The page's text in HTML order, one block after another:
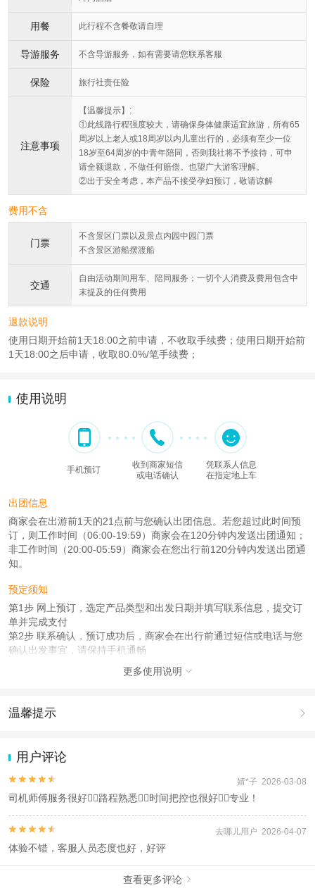
用餐 此行程不含餐敬请自理
导游服务 不含导游服务，如有需要请您联系客服
保险 旅行社责任险
注意事项
【温馨提示】:
①此线路行程强度较大，请确保身体健康适宜旅游，所有65
周岁以上老人或18周岁以内儿童出行的，必须有至少一位
18岁至64周岁的中青年陪同，否则我社将不予接待，可申
请全额退款，不做任何赔偿。也望广大游客理解。
②出于安全考虑，本产品不接受孕妇预订，敬请谅解
费用不含
门票
不含景区门票以及景点内园中园门票
不含景区游船摆渡船
交通
自由活动期间用车、陪同服务；一切个人消费及费用包含中
末提及的任何费用
退款说明
使用日期开始前1天18:00之前申请，不收取手续费；使用日期开始前
1天18:00之后申请，收取80.0%/笔手续费；
使用说明
手机预订
收到商家短信
或电话确认
凭联系人信息
在指定地上车
出团信息
商家会在出游前1天的21点前与您确认出团信息。若您超过此时间预
订，则工作时间（06:00-19:59）商家会在120分钟内发送出团通知；
非工作时间（20:00-05:59）商家会在您出行前120分钟内发送出团通
知。
预定须知
第1步 网上预订，选定产品类型和出发日期并填写联系信息，提交订
单并完成支付
第2步 联系确认，预订成功后，商家会在出行前通过短信或电话与您
确认出发事宜，请保持手机通畅
第3步 准备出发，出行当日，请准时在您选择的上车地点集合，凭预
订时填写的联系人信息参团
1、关于咨询问题：如有问题可以咨询客服，如果没有问题，无需咨
2、关于联系问题：下单付款成功后，工作人员会于出行前1日21:00
前以电话或短信形式与您确认集合时间和地点，请务必保证预留的手
机号畅通（节假日或晚于21：00下单的情况下，可能延后至
23:30）。超出时间范围请您联系客服！
查看 《工商执照信息》 《特许经营许可证信息》
更多使用说明 
温馨提示 
动（如跳伞、潜水、滑雪等）前，请务必仔细阅读
2.为普及旅游安全知识及旅游文明公约，使您的旅程顺利圆满完成，
特制定《去哪儿网旅游安全手册》 ，请您认真阅读并切实遵守。
用户评论

 婧*子 2026-03-08
司机师傅服务很好👍🏻路程熟悉👍🏻时间把控也很好👌🏻专业！

 去哪儿用户 2026-04-07
体验不错，客服人员态度也好，好评
查看更多评论 